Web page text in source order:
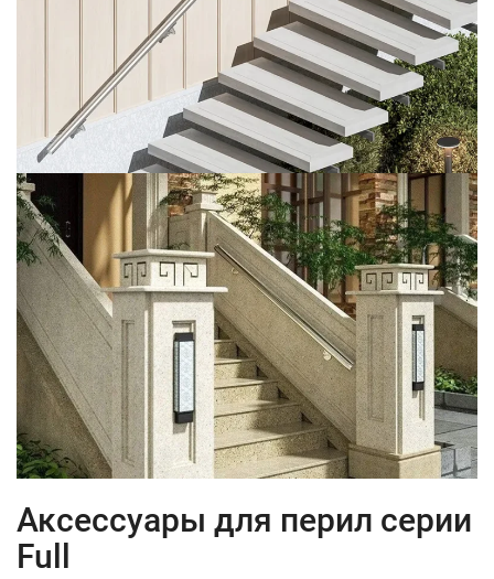
Аксессуары для перил серии
Full